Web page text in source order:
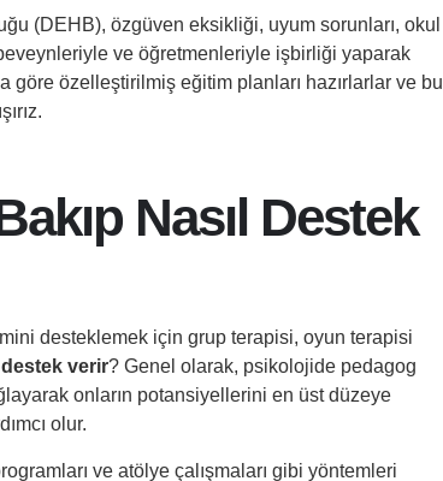
(DEHB), özgüven eksikliği, uyum sorunları, okul
ve öğretmenleriyle işbirliği yaparak
göre özelleştirilmiş eğitim planları hazırlarlar ve bu
Nasıl Destek
desteklemek için grup terapisi, oyun terapisi
verir? Genel olarak, psikolojide pedagog
onların potansiyellerini en üst düzeye
olur.
ve atölye çalışmaları gibi yöntemleri